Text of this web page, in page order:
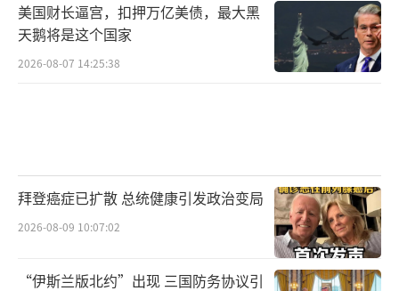
美国财长逼宫，扣押万亿美债，最大黑
天鹅将是这个国家
2026-08-07 14:25:38
拜登癌症已扩散 总统健康引发政治变局
2026-08-09 10:07:02
“伊斯兰版北约”出现 三国防务协议引